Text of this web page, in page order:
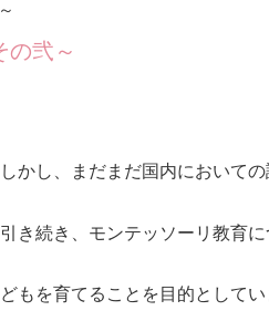
の弐～
かし、まだまだ国内において
き続き、モンテッソーリ教育
もを育てることを目的としてい